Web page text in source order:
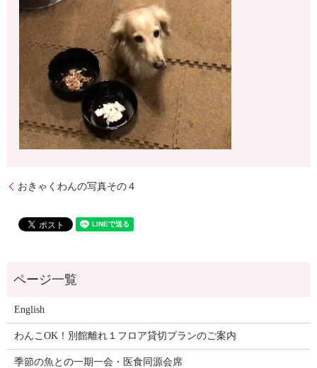
おきゃくわんの写真その４
English
わんこOK！別館離れ１フロア貸切プランのご案内
季節の魚との一期一会・医食同源会席